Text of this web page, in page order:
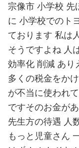
宗像市 小学校 先
に 小学校でのト
ております 私は
そうですよね 人
効率化 削減 あり
多くの税金をか
が不当に使われ
ですそのお金が
先生方の待遇 人
もっと児童さん